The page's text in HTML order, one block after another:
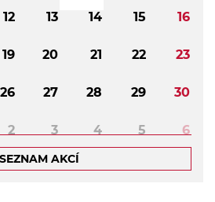
12 13 14 15 16
19 20 21 22 23
26 27 28 29 30
2 3 4 5 6
SEZNAM AKCÍ